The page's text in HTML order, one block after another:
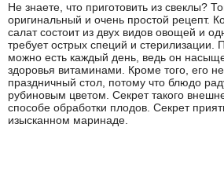
Не знаете, что приготовить из свеклы?
оригинальный и очень простой рецепт.
салат состоит из двух видов овощей и
требует острых специй и стерилизации.
можно есть каждый день, ведь он
здоровья витаминами. Кроме того, его
праздничный стол, потому что блюдо
рубиновым цветом. Секрет такого
способе обработки плодов. Секрет
изысканном маринаде.